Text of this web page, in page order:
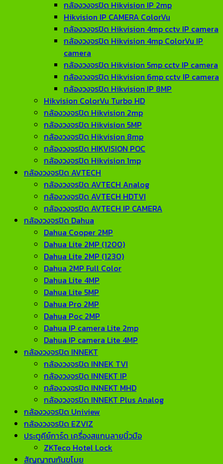
กล้องวงจรปิด Hikvision IP 2mp
Hikvision IP CAMERA ColorVu
กล้องวงจรปิด Hikvision 4mp cctv IP camera
กล้องวงจรปิด Hikvision 4mp ColorVu IP
camera
กล้องวงจรปิด Hikvision 5mp cctv IP camera
กล้องวงจรปิด Hikvision 6mp cctv IP camera
กล้องวงจรปิด Hikvision IP 8MP
Hikvision ColorVu Turbo HD
กล้องวงจรปิด Hikvision 2mp
กล้องวงจรปิด Hikvision 5MP
กล้องวงจรปิด Hikvision 8mp
กล้องวงจรปิด HIKVISION POC
กล้องวงจรปิด Hikvision 1mp
กล้องวงจรปิด AVTECH
กล้องวงจรปิด AVTECH Analog
กล้องวงจรปิด AVTECH HDTVI
กล้องวงจรปิด AVTECH IP CAMERA
กล้องวงจรปิด Dahua
Dahua Cooper 2MP
Dahua Lite 2MP (1200)
Dahua Lite 2MP (1230)
Dahua 2MP Full Color
Dahua Lite 4MP
Dahua Lite 5MP
Dahua Pro 2MP
Dahua Poc 2MP
Dahua IP camera Lite 2mp
Dahua IP camera Lite 4MP
กล้องวงจรปิด INNEKT
กล้องวงจรปิด INNEK TVI
กล้องวงจรปิด INNEKT IP
กล้องวงจรปิด INNEKT MHD
กล้องวงจรปิด INNEKT Plus Analog
กล้องวงจรปิด Uniview
กล้องวงจรปิด EZVIZ
ประตูคีย์การ์ด เครื่องสแกนลายนิ้วมือ
ZKTeco Hotel Lock
สัญญาณกันขโมย